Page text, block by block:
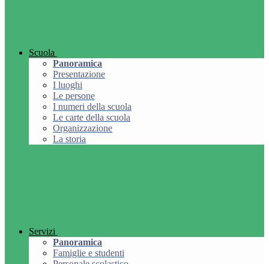
Scuola
Panoramica
Presentazione
I luoghi
Le persone
I numeri della scuola
Le carte della scuola
Organizzazione
La storia
Servizi
Panoramica
Famiglie e studenti